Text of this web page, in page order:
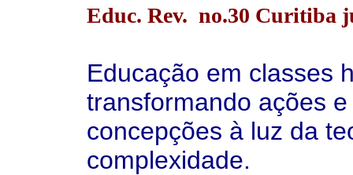
Educ. Rev. no.30 Curitiba
Educação em classes
transformando ações e
concepções à luz da
complexidade.